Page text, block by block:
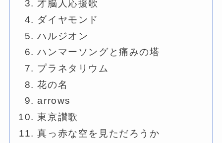
才脳人応援歌
ダイヤモンド
ハルジオン
ハンマーソングと痛みの塔
プラネタリウム
花の名
arrows
東京讃歌
真っ赤な空を見ただろうか